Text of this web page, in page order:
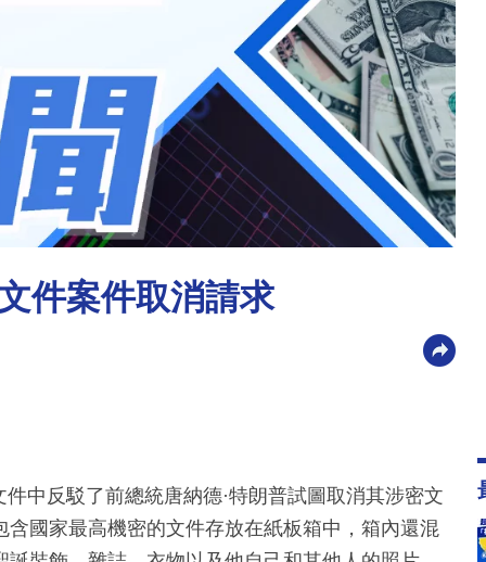
件案件取消請求
中反駁了前總統唐納德·特朗普試圖取消其涉密文
國家最高機密的文件存放在紙板箱中，箱內還混